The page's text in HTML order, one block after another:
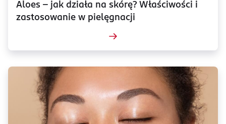
Aloes – jak działa na skórę? Właściwości i
zastosowanie w pielęgnacji